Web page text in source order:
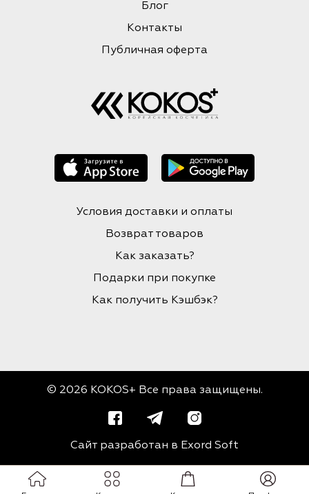
Блог
Контакты
Публичная оферта
Условия доставки и оплаты
Возврат товаров
Как заказать?
Подарки при покупке
Как получить Кэшбэк?
© 2026 KOKOS+ Все права защищены.
Сайт разработан в Exord Soft